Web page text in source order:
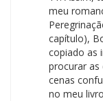
meu
capítulo),
copiado as
procurar as
cenas
no meu